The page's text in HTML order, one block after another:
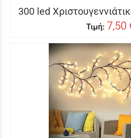
300 led
Τιμή: 7,50